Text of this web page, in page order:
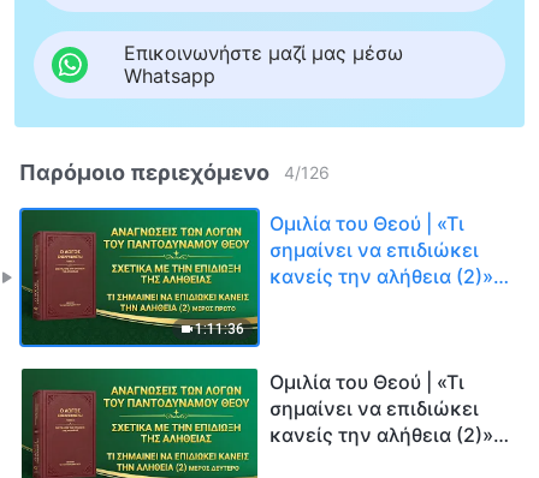
Επικοινωνήστε μαζί μας μέσω
Whatsapp
Παρόμοιο περιεχόμενο 4/126
1:11:36
Ομιλία του Θεού | «Τι
σημαίνει να επιδιώκει
κανείς την αλήθεια (2)»
Ομιλία του Θεού | «Τι
σημαίνει να επιδιώκει
κανείς την αλήθεια (2)»